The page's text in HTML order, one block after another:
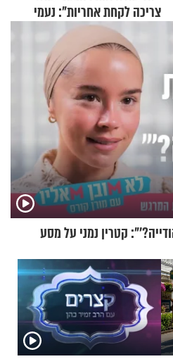
צריכה לקחת אחריות": נעמי
בנט בריאיון אישי
קטרין נמני על מסע